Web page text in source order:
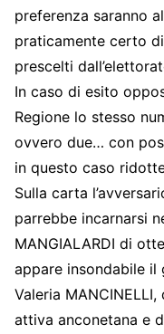
preferenza saranno
praticamente certo
prescelti
In caso di esito
Regione lo stesso
ovvero due… con
in questo caso
Sulla carta
parrebbe incarnarsi
MANGIALARDI di
appare insondabile il
Valeria
attiva anconetana e